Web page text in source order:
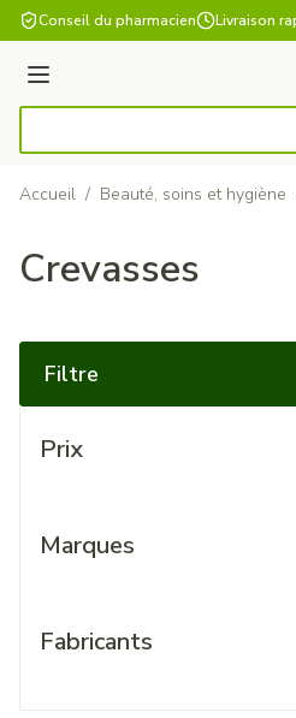
Aller au contenu
Conseil du pharmacien Livraison
Menu
Accueil / Beauté, soins et hygiène
Crevasses
Filtre
Prix
Marques
Fabricants